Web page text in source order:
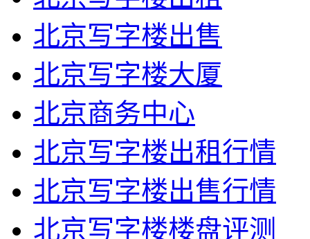
北京写字楼出售
北京写字楼大厦
北京商务中心
北京写字楼出租行情
北京写字楼出售行情
北京写字楼楼盘评测